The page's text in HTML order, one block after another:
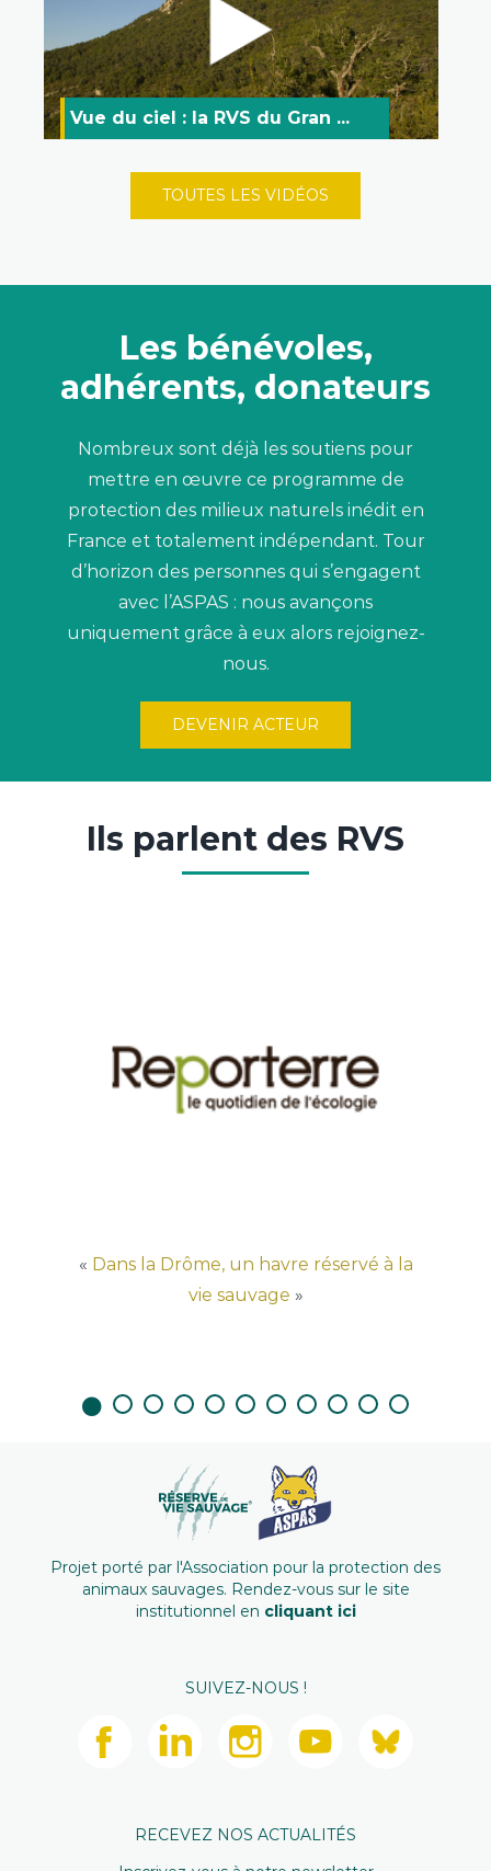
Vue du ciel : la RVS du Gran ...
TOUTES LES VIDÉOS
Les bénévoles,
adhérents, donateurs
Nombreux sont déjà les soutiens pour
mettre en œuvre ce programme de
protection des milieux naturels inédit en
France et totalement indépendant. Tour
d’horizon des personnes qui s’engagent
avec l’ASPAS : nous avançons
uniquement grâce à eux alors rejoignez-
nous.
DEVENIR ACTEUR
Ils parlent des RVS
« Dans la Drôme, un havre réservé à la
vie sauvage »
Projet porté par l'Association pour la protection des
animaux sauvages. Rendez-vous sur le site
institutionnel en cliquant ici
SUIVEZ-NOUS !
RECEVEZ NOS ACTUALITÉS